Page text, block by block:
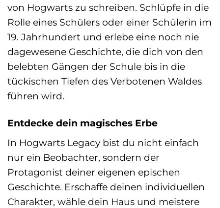
von Hogwarts zu schreiben. Schlüpfe in die
Rolle eines Schülers oder einer Schülerin im
19. Jahrhundert und erlebe eine noch nie
dagewesene Geschichte, die dich von den
belebten Gängen der Schule bis in die
tückischen Tiefen des Verbotenen Waldes
führen wird.
Entdecke dein magisches Erbe
In Hogwarts Legacy bist du nicht einfach
nur ein Beobachter, sondern der
Protagonist deiner eigenen epischen
Geschichte. Erschaffe deinen individuellen
Charakter, wähle dein Haus und meistere